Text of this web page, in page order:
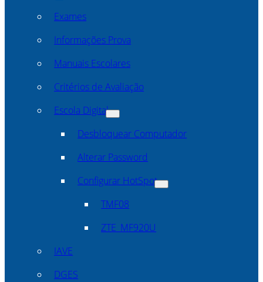
Exames
Informações Prova
Manuais Escolares
Critérios de Avaliação
Escola Digital
Desbloquear Computador
Alterar Password
Configurar HotSpot
TMF08
ZTE_MF920U
IAVE
DGES